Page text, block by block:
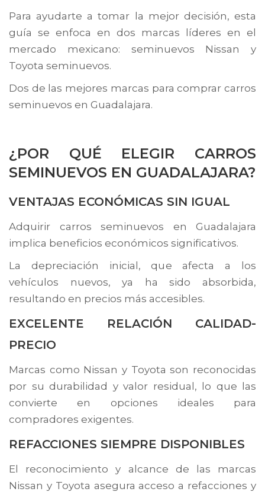
Para ayudarte a tomar la mejor decisión, esta
guía se enfoca en dos marcas líderes en el
mercado mexicano: seminuevos Nissan y
Toyota seminuevos.
Dos de las mejores marcas para comprar carros
seminuevos en Guadalajara.
¿POR QUÉ ELEGIR CARROS
SEMINUEVOS EN GUADALAJARA?
VENTAJAS ECONÓMICAS SIN IGUAL
Adquirir carros seminuevos en Guadalajara
implica beneficios económicos significativos.
La depreciación inicial, que afecta a los
vehículos nuevos, ya ha sido absorbida,
resultando en precios más accesibles.
EXCELENTE RELACIÓN CALIDAD-
PRECIO
Marcas como Nissan y Toyota son reconocidas
por su durabilidad y valor residual, lo que las
convierte en opciones ideales para
compradores exigentes.
REFACCIONES SIEMPRE DISPONIBLES
El reconocimiento y alcance de las marcas
Nissan y Toyota asegura acceso a refacciones y